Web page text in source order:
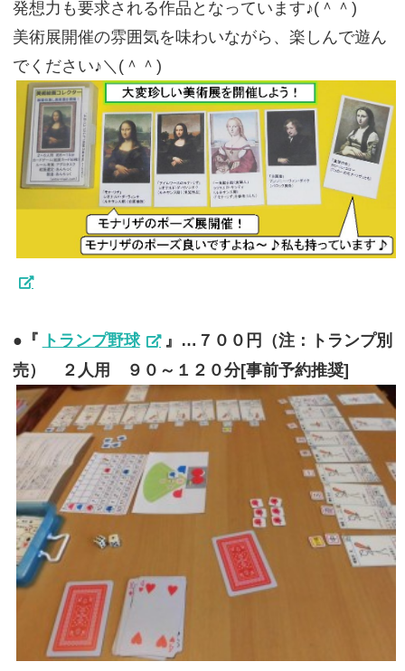
発想力も要求される作品となっています♪(＾＾)
美術展開催の雰囲気を味わいながら、楽しんで遊ん
でください♪＼(＾＾)
●『 トランプ野球
』…７００円（注：トランプ別
売） ２人用 ９０～１２０分[事前予約推奨]